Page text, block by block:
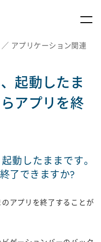
アプリケーション関連
起動したま
アプリを終
動したままです。
了できますか?
アプリを終了することが